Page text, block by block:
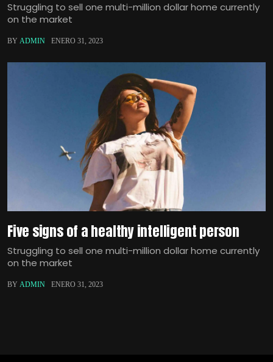
Struggling to sell one multi-million dollar home currently
on the market
BY ADMIN ENERO 31, 2023
Five signs of a healthy intelligent person
Struggling to sell one multi-million dollar home currently
on the market
BY ADMIN ENERO 31, 2023